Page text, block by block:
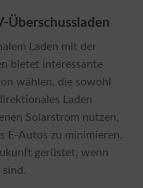
Überschussladen
Laden mit der
bietet interessante
wählen, die sowohl
Laden
Solarstrom nutzen,
E-Autos zu minimieren.
gerüstet, wenn